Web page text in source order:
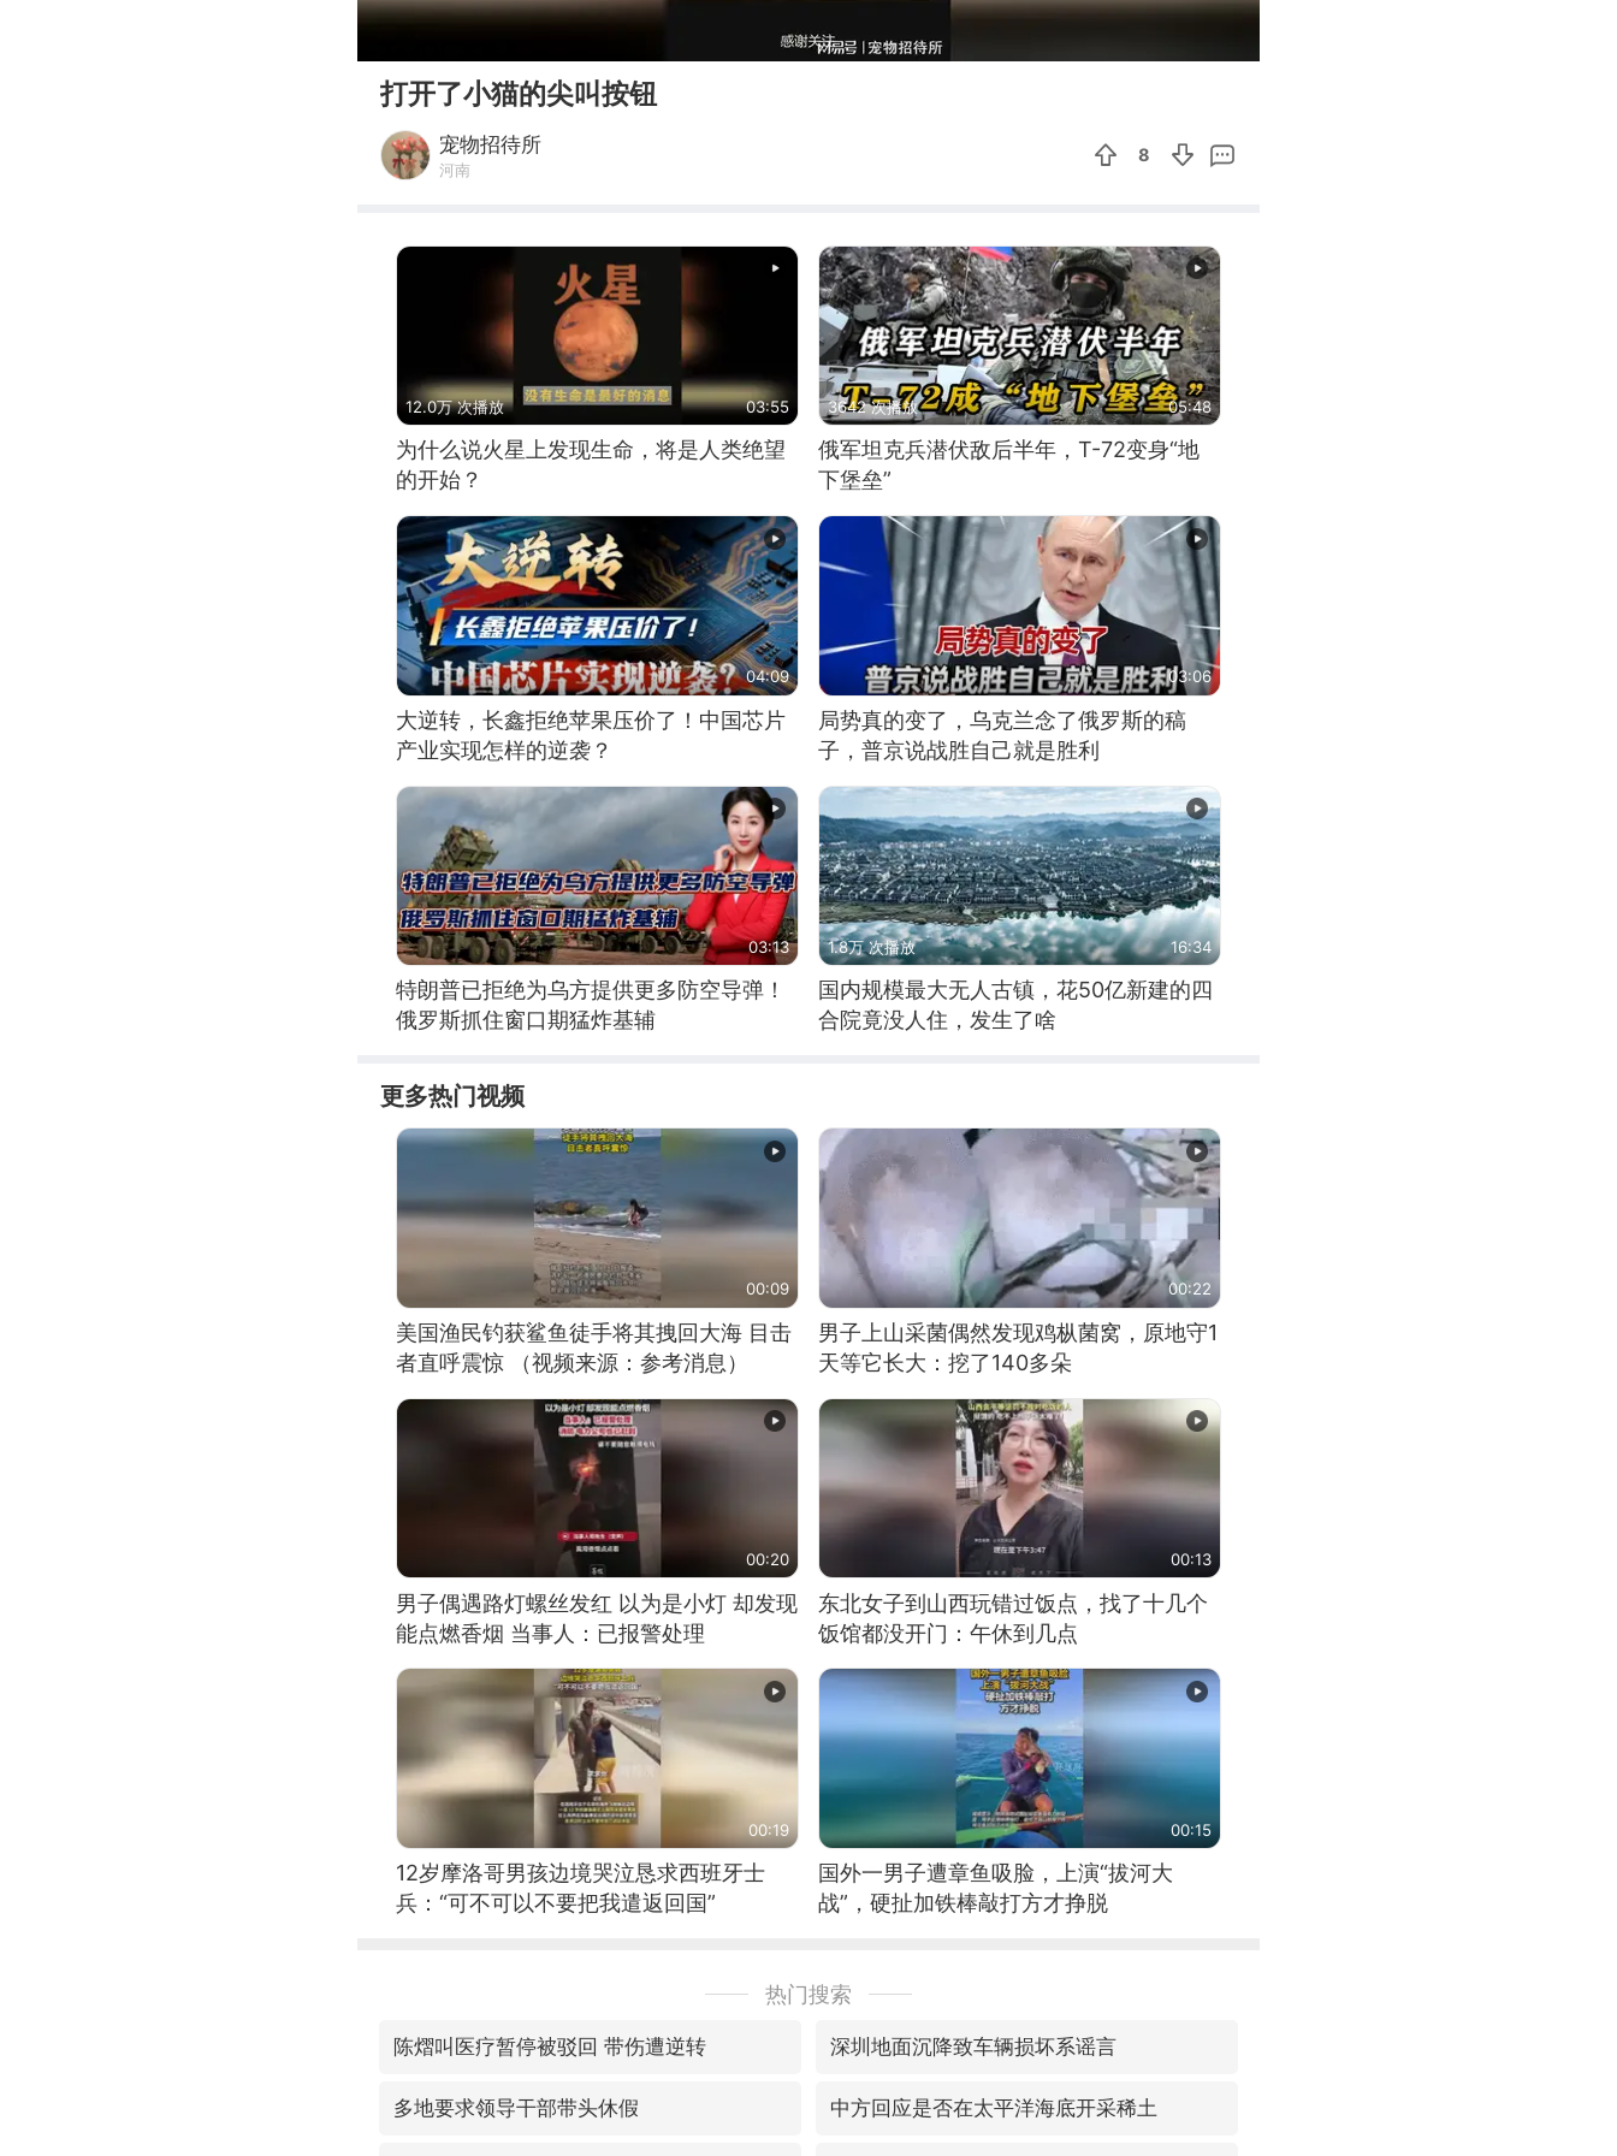
打开了小猫的尖叫按钮
宠物招待所
河南
8
12.0万 次播放 03:55
为什么说火星上发现生命，将是人类绝望
的开始？
3642 次播放 05:48
俄军坦克兵潜伏敌后半年，T-72变身“地
下堡垒”
04:09
大逆转，长鑫拒绝苹果压价了！中国芯片
产业实现怎样的逆袭？
03:06
局势真的变了，乌克兰念了俄罗斯的稿
子，普京说战胜自己就是胜利
03:13
特朗普已拒绝为乌方提供更多防空导弹！
俄罗斯抓住窗口期猛炸基辅
1.8万 次播放 16:34
国内规模最大无人古镇，花50亿新建的四
合院竟没人住，发生了啥
更多热门视频
00:09
美国渔民钓获鲨鱼徒手将其拽回大海 目击
者直呼震惊 （视频来源：参考消息）
00:22
男子上山采菌偶然发现鸡枞菌窝，原地守1
天等它长大：挖了140多朵
00:20
男子偶遇路灯螺丝发红 以为是小灯 却发现
能点燃香烟 当事人：已报警处理
00:13
东北女子到山西玩错过饭点，找了十几个
饭馆都没开门：午休到几点
00:19
12岁摩洛哥男孩边境哭泣恳求西班牙士
兵：“可不可以不要把我遣返回国”
00:15
国外一男子遭章鱼吸脸，上演“拔河大
战”，硬扯加铁棒敲打方才挣脱
热门搜索
陈熠叫医疗暂停被驳回 带伤遭逆转 深圳地面沉降致车辆损坏系谣言
多地要求领导干部带头休假 中方回应是否在太平洋海底开采稀土